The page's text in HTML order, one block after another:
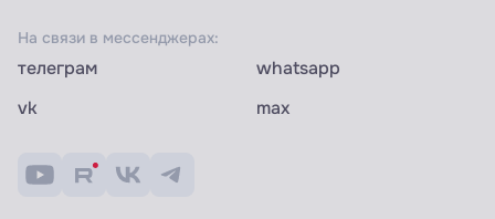
На связи в мессенджерах:
телеграм
whatsapp
vk
max